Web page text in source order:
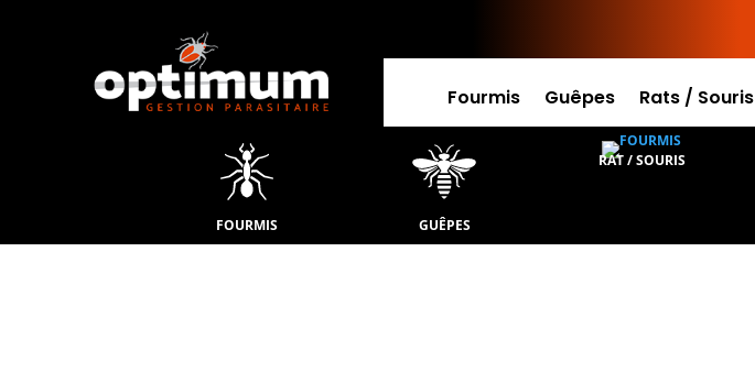
Fourmis Guêpes Rats / Souris
FOURMIS GUÊPES
RAT / SOURIS